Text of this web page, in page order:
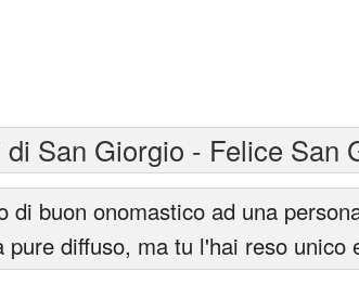
di San Giorgio - Felice San
di buon onomastico ad una
pure diffuso, ma tu l'hai reso unico